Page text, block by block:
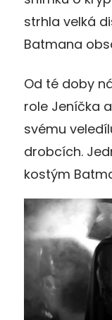
strhla velká
Batmana
Od té doby
role Jeníčka
svému
drobcích.
kostým